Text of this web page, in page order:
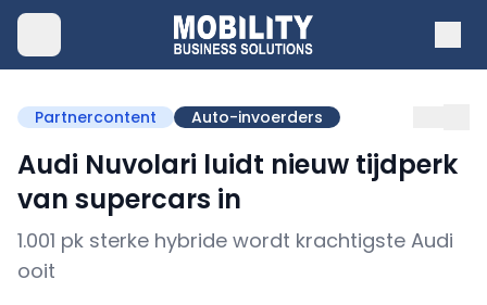
Partnercontent Auto-invoerders
Audi Nuvolari luidt nieuw tijdperk
van supercars in
1.001 pk sterke hybride wordt krachtigste Audi
ooit